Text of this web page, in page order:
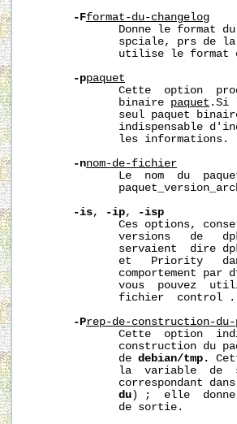
-Fformat-du-changelog
Donne le format
spciale, prs de
utilise le format
-ppaquet
Cette  option
              binaire
paquet .Si
seul paquet
indispensable
              les informations.
-nnom-de-fichier
Le  nom  du
-is, -ip,
-isp
Ces options,
versions   de
servaient  dire
et   Priority
comportement par
vous  pouvez
              fichier  control .
-Prep-de-construction-du-
Cette  option
construction du
              de
debian/tmp.
la  variable  de
correspondant
du ) ;  elle  donne
              de sortie.